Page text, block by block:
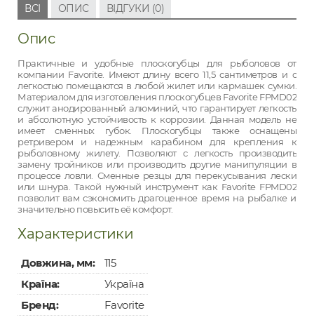
ВСІ ОПИС ВІДГУКИ (0)
Опис
Практичные и удобные плоскогубцы для рыболовов от
компании Favorite. Имеют длину всего 11,5 сантиметров и с
легкостью помещаются в любой жилет или кармашек сумки.
Материалом для изготовления плоскогубцев Favorite FPMD02
служит анодированный алюминий, что гарантирует легкость
и абсолютную устойчивость к коррозии. Данная модель не
имеет сменных губок. Плоскогубцы также оснащены
ретривером и надежным карабином для крепления к
рыболовному жилету. Позволяют с легкость производить
замену тройников или производить другие манипуляции в
процессе ловли. Сменные резцы для перекусывания лески
или шнура. Такой нужный инструмент как Favorite FPMD02
позволит вам сэкономить драгоценное время на рыбалке и
значительно повысить её комфорт.
Характеристики
Довжина, мм:
115
Країна:
Україна
Бренд:
Favorite